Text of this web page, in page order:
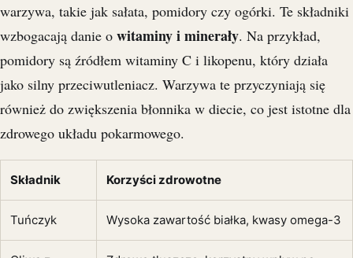
warzywa, takie jak sałata, pomidory czy ogórki. Te składniki
wzbogacają danie o witaminy i minerały. Na przykład,
pomidory są źródłem witaminy C i likopenu, który działa
jako silny przeciwutleniacz. Warzywa te przyczyniają się
również do zwiększenia błonnika w diecie, co jest istotne dla
zdrowego układu pokarmowego.
Składnik Korzyści zdrowotne
Tuńczyk Wysoka zawartość białka, kwasy omega-3